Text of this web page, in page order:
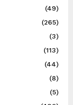
(49)
(265)
(3)
(113)
(44)
(8)
(5)